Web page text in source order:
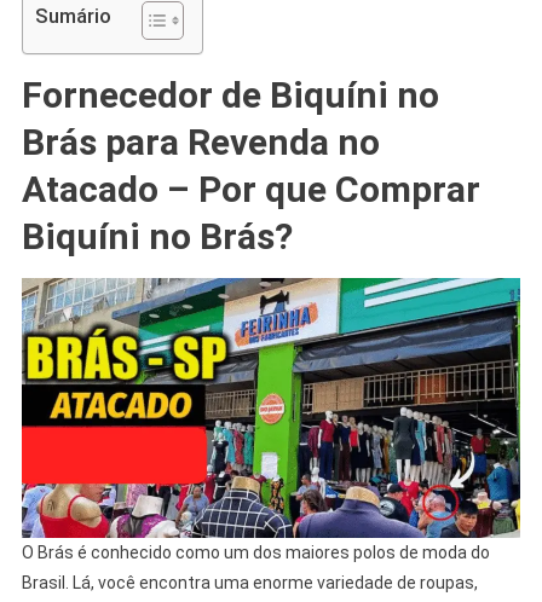
Sumário
Fornecedor de Biquíni no
Brás para Revenda no
Atacado – Por que Comprar
Biquíni no Brás?
O Brás é conhecido como um dos maiores polos de moda do
Brasil. Lá, você encontra uma enorme variedade de roupas,